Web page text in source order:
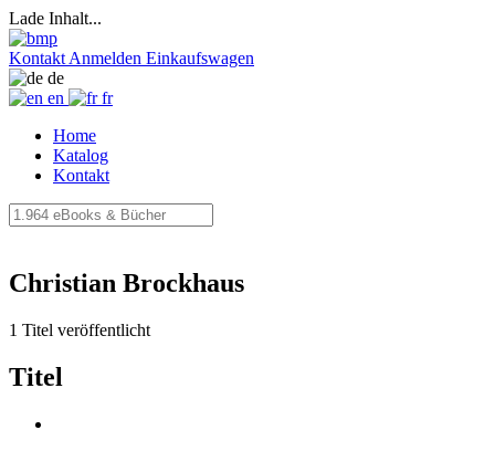
Lade Inhalt...
Kontakt Anmelden Einkaufswagen
de
en
fr
Home
Katalog
Kontakt
Christian Brockhaus
1 Titel veröffentlicht
Titel